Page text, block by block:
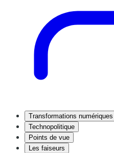
Transformations numériques
Technopolitique
Points de vue
Les faiseurs